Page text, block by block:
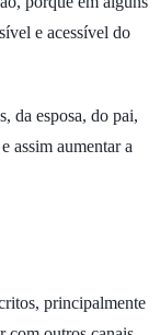
e acessível do
da esposa, do pai,
assim aumentar a
principalmente